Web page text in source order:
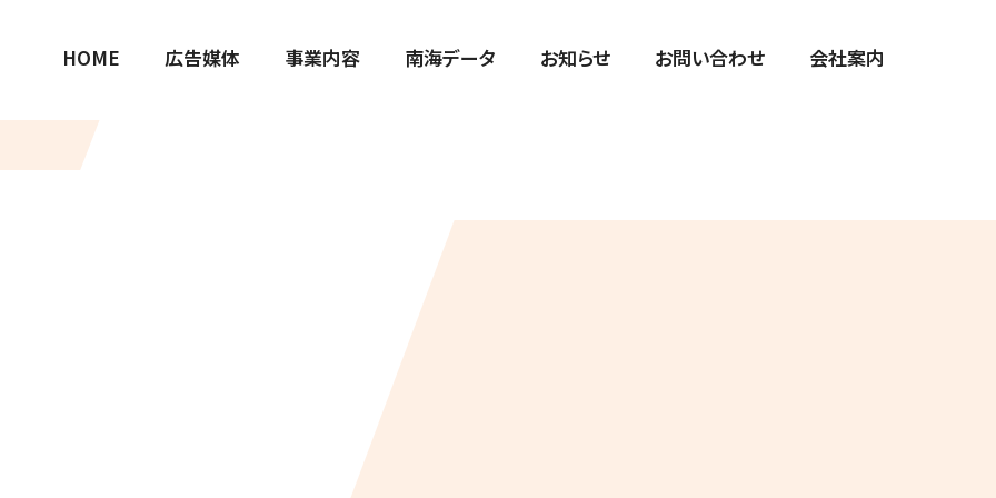
HOME 広告媒体 事業内容 南海データ お知らせ お問い合わせ 会社案内